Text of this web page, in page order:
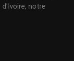
d'Ivoire, notre